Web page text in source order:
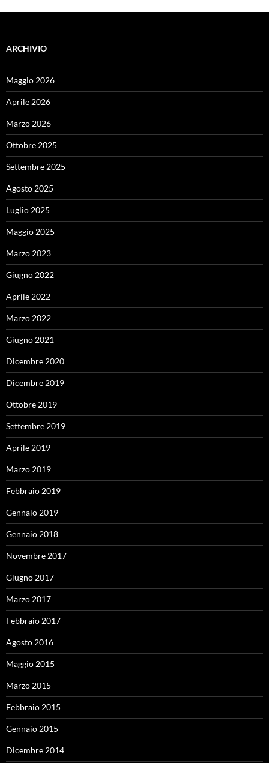
ARCHIVIO
Maggio 2026
Aprile 2026
Marzo 2026
Ottobre 2025
Settembre 2025
Agosto 2025
Luglio 2025
Maggio 2025
Marzo 2023
Giugno 2022
Aprile 2022
Marzo 2022
Giugno 2021
Dicembre 2020
Dicembre 2019
Ottobre 2019
Settembre 2019
Aprile 2019
Marzo 2019
Febbraio 2019
Gennaio 2019
Gennaio 2018
Novembre 2017
Giugno 2017
Marzo 2017
Febbraio 2017
Agosto 2016
Maggio 2015
Marzo 2015
Febbraio 2015
Gennaio 2015
Dicembre 2014